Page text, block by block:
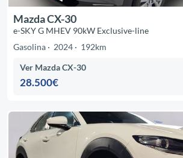
Mazda CX-30
e-SKY G MHEV 90kW Exclusive-line
Gasolina
2024 192km
Ver Mazda CX-30
28.500€